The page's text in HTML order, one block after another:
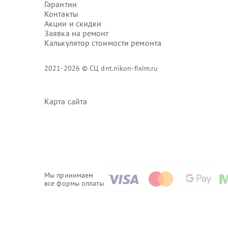
Гарантии
Контакты
Акции и скидки
Заявка на ремонт
Калькулятор стоимости ремонта
2021-2026 © СЦ dnt.nikon-fixim.ru
Карта сайта
Мы принимаем
все формы оплаты